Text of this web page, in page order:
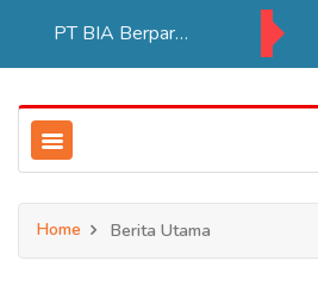
Home Berita Utama